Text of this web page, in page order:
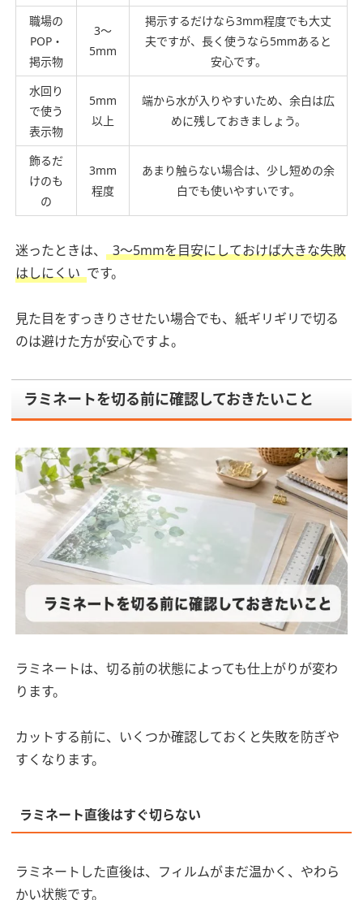
職場の
POP・
掲示物
3〜
5mm
掲示するだけなら3mm程度でも大丈
夫ですが、長く使うなら5mmあると
安心です。
水回り
で使う
表示物
5mm
以上
端から水が入りやすいため、余白は広
めに残しておきましょう。
飾るだ
けのも
の
3mm
程度
あまり触らない場合は、少し短めの余
白でも使いやすいです。
迷ったときは、
3〜5mmを目安にしておけば大きな失敗
はしにくい です。
見た目をすっきりさせたい場合でも、紙ギリギリで切る
のは避けた方が安心ですよ。
ラミネートを切る前に確認しておきたいこと
ラミネートは、切る前の状態によっても仕上がりが変わ
ります。
カットする前に、いくつか確認しておくと失敗を防ぎや
すくなります。
ラミネート直後はすぐ切らない
ラミネートした直後は、フィルムがまだ温かく、やわら
かい状態です。